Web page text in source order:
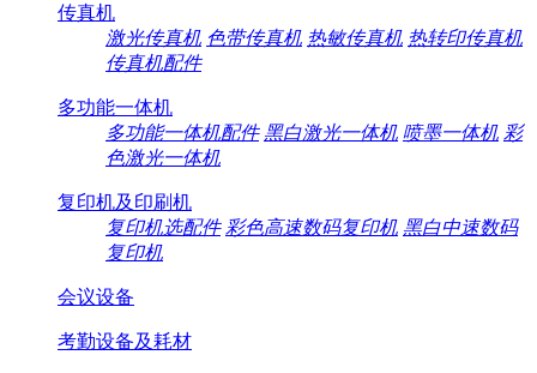
传真机
激光传真机 色带传真机 热敏传真机 热转印传真机
传真机配件
多功能一体机
多功能一体机配件 黑白激光一体机 喷墨一体机 彩
色激光一体机
复印机及印刷机
复印机选配件 彩色高速数码复印机 黑白中速数码
复印机
会议设备
考勤设备及耗材